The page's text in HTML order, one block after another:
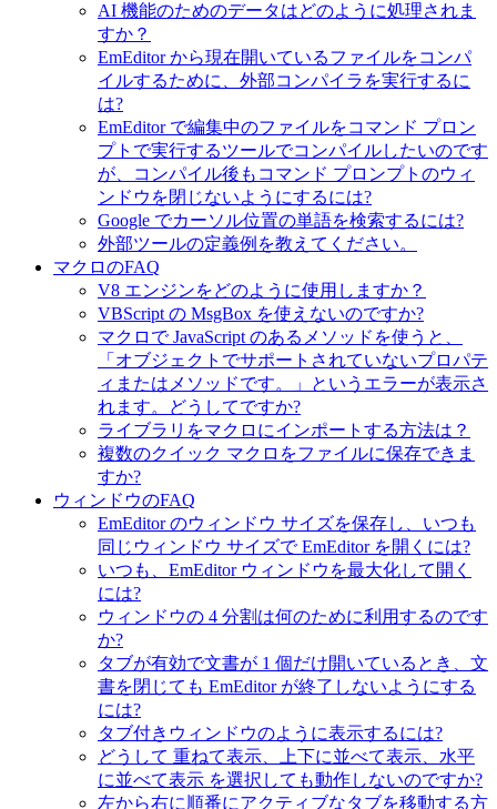
AI 機能のためのデータはどのように処理されま
すか？
EmEditor から現在開いているファイルをコンパ
イルするために、外部コンパイラを実行するに
は?
EmEditor で編集中のファイルをコマンド プロン
プトで実行するツールでコンパイルしたいのです
が、コンパイル後もコマンド プロンプトのウィ
ンドウを閉じないようにするには?
Google でカーソル位置の単語を検索するには?
外部ツールの定義例を教えてください。
マクロのFAQ
V8 エンジンをどのように使用しますか？
VBScript の MsgBox を使えないのですか?
マクロで JavaScript のあるメソッドを使うと、
「オブジェクトでサポートされていないプロパテ
ィまたはメソッドです。」というエラーが表示さ
れます。どうしてですか?
ライブラリをマクロにインポートする方法は？
複数のクイック マクロをファイルに保存できま
すか?
ウィンドウのFAQ
EmEditor のウィンドウ サイズを保存し、いつも
同じウィンドウ サイズで EmEditor を開くには?
いつも、EmEditor ウィンドウを最大化して開く
には?
ウィンドウの 4 分割は何のために利用するのです
か?
タブが有効で文書が 1 個だけ開いているとき、文
書を閉じても EmEditor が終了しないようにする
には?
タブ付きウィンドウのように表示するには?
どうして 重ねて表示、上下に並べて表示、水平
に並べて表示 を選択しても動作しないのですか?
左から右に順番にアクティブなタブを移動する方